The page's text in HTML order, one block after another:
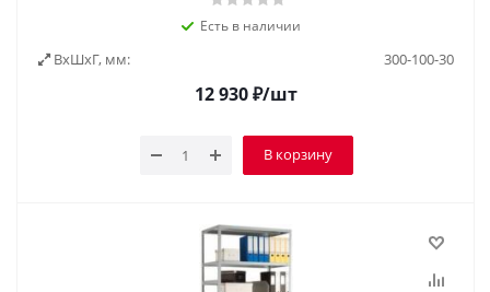
Есть в наличии
ВxШxГ, мм: 300-100-30
12 930₽/шт
В корзину